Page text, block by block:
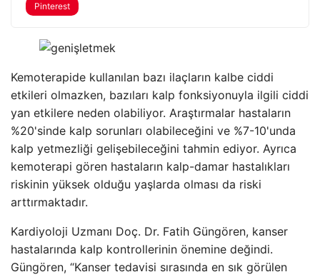
Pinterest
Kemoterapide kullanılan bazı ilaçların kalbe ciddi
etkileri olmazken, bazıları kalp fonksiyonuyla ilgili ciddi
yan etkilere neden olabiliyor. Araştırmalar hastaların
%20'sinde kalp sorunları olabileceğini ve %7-10'unda
kalp yetmezliği gelişebileceğini tahmin ediyor. Ayrıca
kemoterapi gören hastaların kalp-damar hastalıkları
riskinin yüksek olduğu yaşlarda olması da riski
arttırmaktadır.
Kardiyoloji Uzmanı Doç. Dr. Fatih Güngören, kanser
hastalarında kalp kontrollerinin önemine değindi.
Güngören, “Kanser tedavisi sırasında en sık görülen